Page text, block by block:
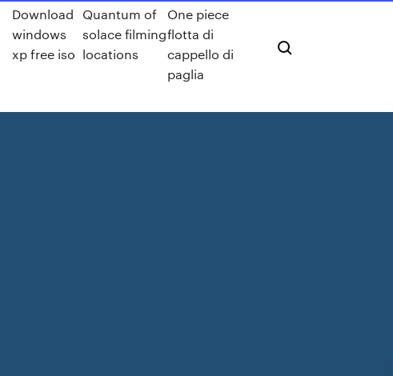
Download
windows
xp free iso
Quantum of
solace filming
locations
One piece
flotta di
cappello di
paglia